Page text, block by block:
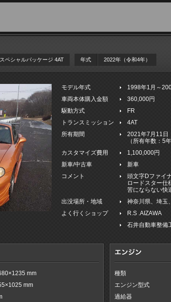
ペシャルパッケージ 4AT 年式 2022年（令和4年）
モデル年式
1998年1月～
車両本体購入金額
360,000円
駆動方式
FR
トランスミッション
4AT
所有期間
2021年7月11日
（所有年数：5
カスタマイズ費用
1,100,000円
新車/中古車
新車
コメント
頭文字Dファイ
ロードスター仕
苦にならない快
出没場所・地域
神奈川県、埼玉
よく行くショップ
R.S .AIZAWA
石井自動車整備
mm
mm
種類
エンジン型式
過給器